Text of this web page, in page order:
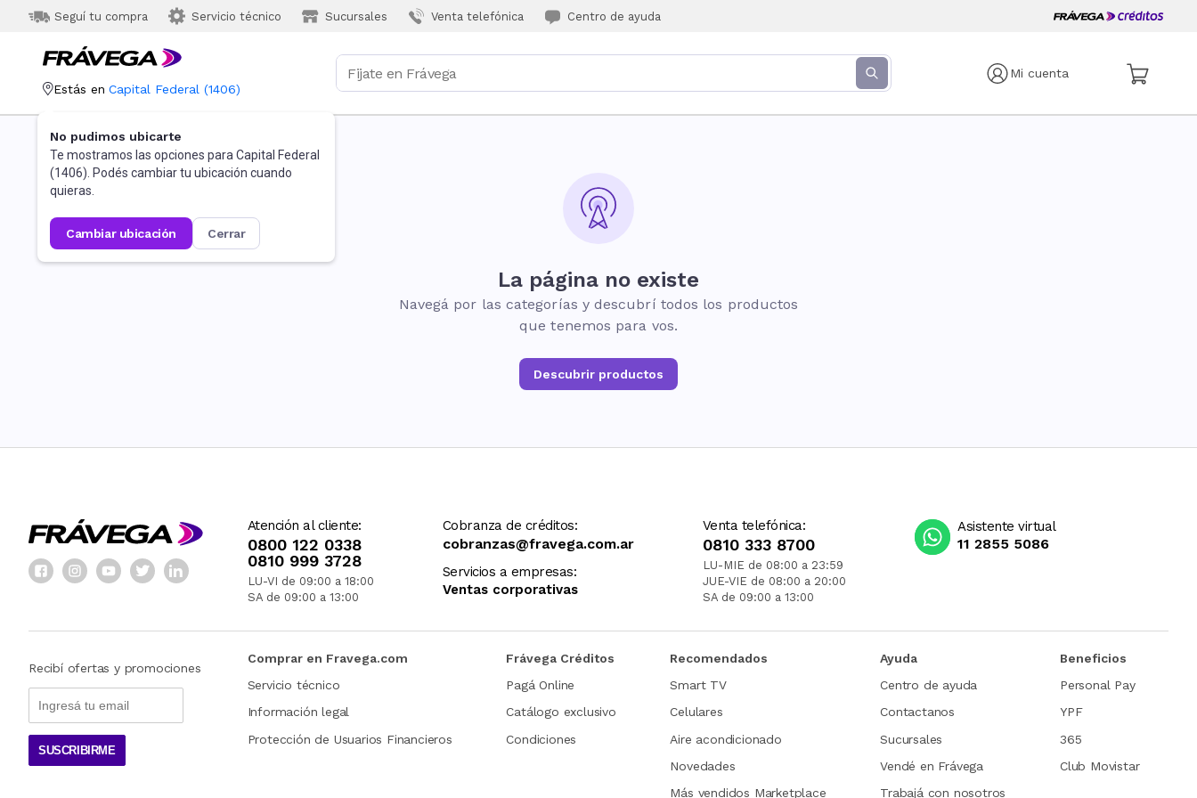
Seguí tu compra Servicio técnico Sucursales Venta telefónica Centro de ayuda
Mi cuenta
Estás en Capital Federal (1406)
No pudimos ubicarte
Te mostramos las opciones para Capital Federal
(1406). Podés cambiar tu ubicación cuando
quieras.
cambiar ubicación cerrar
La página no existe
Navegá por las categorías y descubrí todos los productos
que tenemos para vos.
Descubrir productos
Atención al cliente:
0800 122 0338
0810 999 3728
LU-VI de 09:00 a 18:00
SA de 09:00 a 13:00
Cobranza de créditos:
cobranzas@fravega.com.ar
Servicios a empresas:
Ventas corporativas
Venta telefónica:
0810 333 8700
LU-MIE de 08:00 a 23:59
JUE-VIE de 08:00 a 20:00
SA de 09:00 a 13:00
Asistente virtual
11 2855 5086
Recibí ofertas y promociones
SUSCRIBIRME
Comprar en Fravega.com
Servicio técnico
Información legal
Protección de Usuarios Financieros
Frávega Créditos
Pagá Online
Catálogo exclusivo
Condiciones
Recomendados
Smart TV
Celulares
Aire acondicionado
Novedades
Más vendidos Marketplace
Ayuda
Centro de ayuda
Contactanos
Sucursales
Vendé en Frávega
Trabajá con nosotros
Beneficios
Personal Pay
YPF
365
Club Movistar